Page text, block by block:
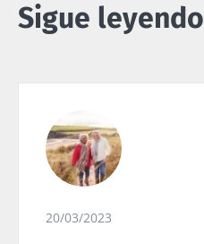
Sigue leyendo
20/03/2023